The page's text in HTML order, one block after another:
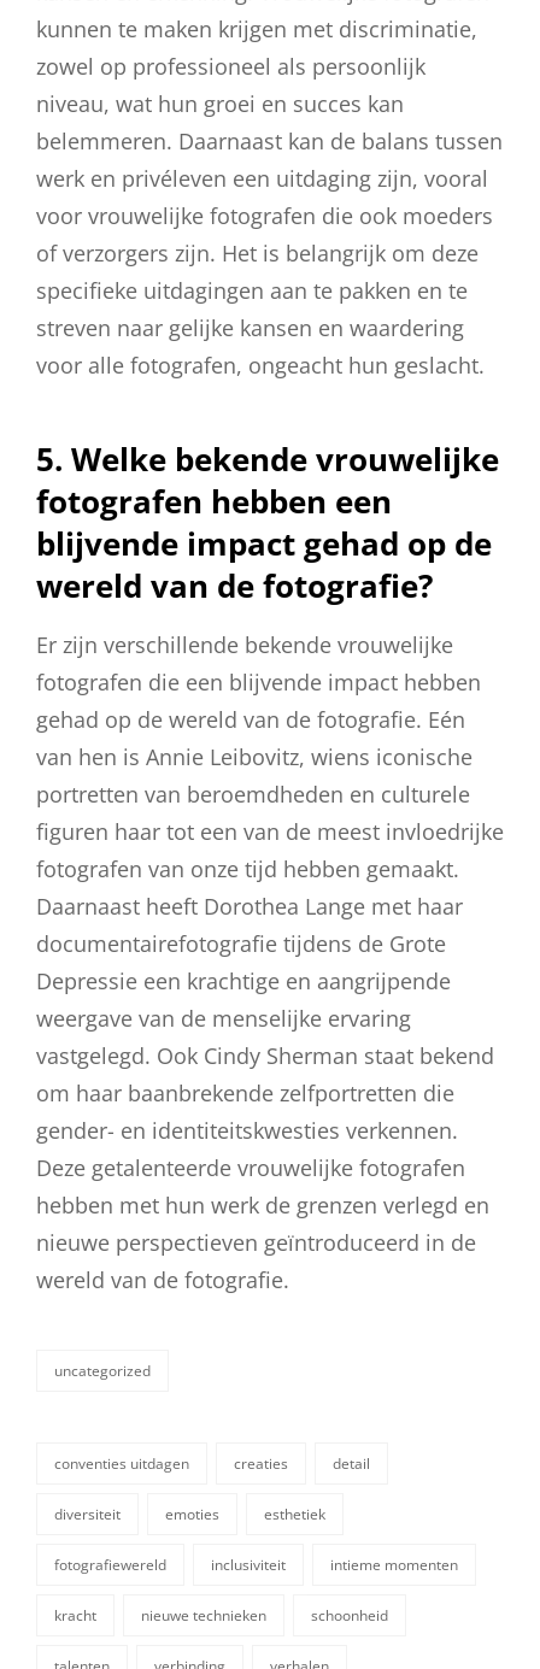
kunnen te maken krijgen met discriminatie,
zowel op professioneel als persoonlijk
niveau, wat hun groei en succes kan
belemmeren. Daarnaast kan de balans tussen
werk en privéleven een uitdaging zijn, vooral
voor vrouwelijke fotografen die ook moeders
of verzorgers zijn. Het is belangrijk om deze
specifieke uitdagingen aan te pakken en te
streven naar gelijke kansen en waardering
voor alle fotografen, ongeacht hun geslacht.
5. Welke bekende vrouwelijke
fotografen hebben een
blijvende impact gehad op de
wereld van de fotografie?
Er zijn verschillende bekende vrouwelijke
fotografen die een blijvende impact hebben
gehad op de wereld van de fotografie. Eén
van hen is Annie Leibovitz, wiens iconische
portretten van beroemdheden en culturele
figuren haar tot een van de meest invloedrijke
fotografen van onze tijd hebben gemaakt.
Daarnaast heeft Dorothea Lange met haar
documentairefotografie tijdens de Grote
Depressie een krachtige en aangrijpende
weergave van de menselijke ervaring
vastgelegd. Ook Cindy Sherman staat bekend
om haar baanbrekende zelfportretten die
gender- en identiteitskwesties verkennen.
Deze getalenteerde vrouwelijke fotografen
hebben met hun werk de grenzen verlegd en
nieuwe perspectieven geïntroduceerd in de
wereld van de fotografie.
categorieën
uncategorized
conventies uitdagen creaties detail
diversiteit emoties esthetiek
fotografiewereld inclusiviteit intieme momenten
kracht nieuwe technieken schoonheid